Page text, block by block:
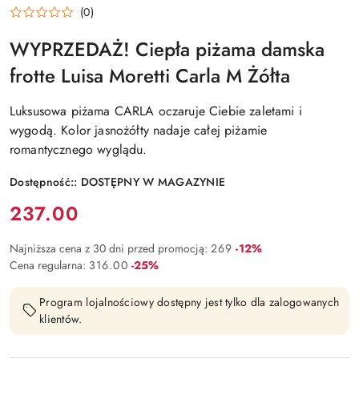
(0)
WYPRZEDAŻ! Ciepła piżama damska
frotte Luisa Moretti Carla M Żółta
Luksusowa piżama CARLA oczaruje Ciebie zaletami i
wygodą. Kolor jasnożółty nadaje całej piżamie
romantycznego wyglądu.
Dostępność:: DOSTĘPNY W MAGAZYNIE
Cena:
237.00
Najniższa cena z 30 dni przed promocją: 269 Rabat:
-12%
Cena regularna: 316.00 Rabat:
-25%
Program lojalnościowy dostępny jest tylko dla zalogowanych
klientów.